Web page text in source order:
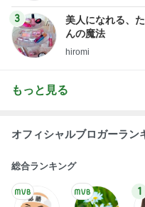
3
美人になれる、
んの魔法
hiromi
もっと見る
オフィシャルブロガーラン
総合ランキング
1